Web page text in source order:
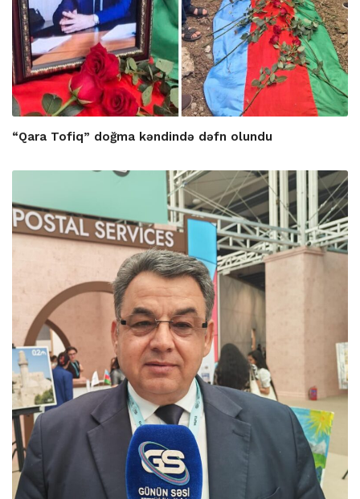
“Qara Tofiq” doğma kəndində dəfn olundu